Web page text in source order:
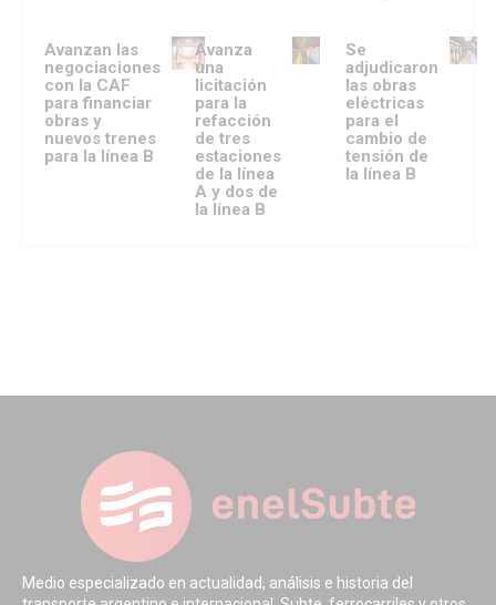
Avanzan las
negociaciones
con la CAF
para financiar
obras y
nuevos trenes
para la línea B
Avanza
una
licitación
para la
refacción
de tres
estaciones
de la línea
A y dos de
la línea B
Se
adjudicaron
las obras
eléctricas
para el
cambio de
tensión de
la línea B
Medio especializado en actualidad, análisis e historia del